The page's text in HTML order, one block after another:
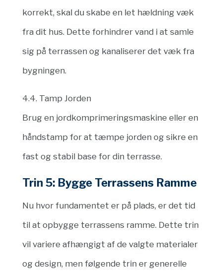
korrekt, skal du skabe en let hældning væk
fra dit hus. Dette forhindrer vand i at samle
sig på terrassen og kanaliserer det væk fra
bygningen.
4.4. Tamp Jorden
Brug en jordkomprimeringsmaskine eller en
håndstamp for at tæmpe jorden og sikre en
fast og stabil base for din terrasse.
Trin 5: Bygge Terrassens Ramme
Nu hvor fundamentet er på plads, er det tid
til at opbygge terrassens ramme. Dette trin
vil variere afhængigt af de valgte materialer
og design, men følgende trin er generelle